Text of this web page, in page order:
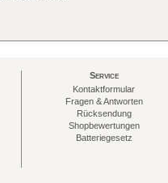
Service
Kontaktformular
Fragen & Antworten
Rücksendung
Shopbewertungen
Batteriegesetz